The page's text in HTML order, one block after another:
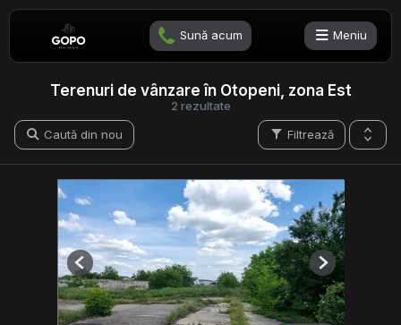
Sună acum Meniu
2 rezultate
Terenuri de vânzare în Otopeni, zona Est
Filtrează
Caută din nou
Previous Next